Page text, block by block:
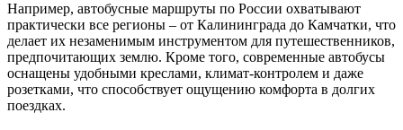
Например, автобусные маршруты по России охватывают
практически все регионы – от Калининграда до Камчатки, что
делает их незаменимым инструментом для путешественников,
предпочитающих землю. Кроме того, современные автобусы
оснащены удобными креслами, климат-контролем и даже
розетками, что способствует ощущению комфорта в долгих
поездках.